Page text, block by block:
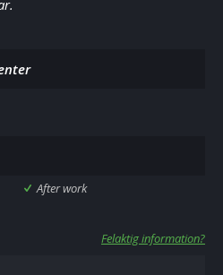
After work
Felaktig information?